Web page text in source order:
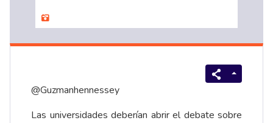
@Guzmanhennessey
Las universidades deberían abrir el debate sobre